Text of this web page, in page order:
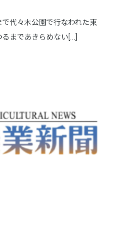
代々木公園で行なわれた東
まであきらめない[...]